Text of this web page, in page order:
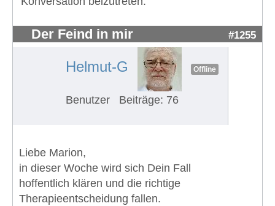
Der Feind in mir #1255
Helmut-G Offline
Benutzer Beiträge: 76
Liebe Marion,
in dieser Woche wird sich Dein Fall
hoffentlich klären und die richtige
Therapieentscheidung fallen.